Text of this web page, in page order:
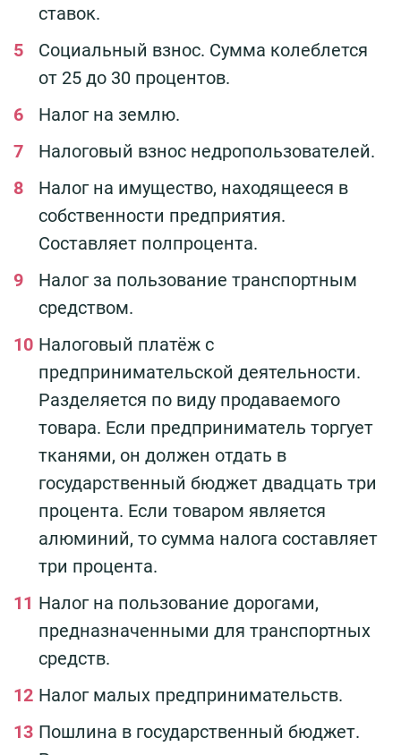
ставок.
Социальный взнос. Сумма колеблется
от 25 до 30 процентов.
Налог на землю.
Налоговый взнос недропользователей.
Налог на имущество, находящееся в
собственности предприятия.
Составляет полпроцента.
Налог за пользование транспортным
средством.
Налоговый платёж с
предпринимательской деятельности.
Разделяется по виду продаваемого
товара. Если предприниматель торгует
тканями, он должен отдать в
государственный бюджет двадцать три
процента. Если товаром является
алюминий, то сумма налога составляет
три процента.
Налог на пользование дорогами,
предназначенными для транспортных
средств.
Налог малых предпринимательств.
Пошлина в государственный бюджет.